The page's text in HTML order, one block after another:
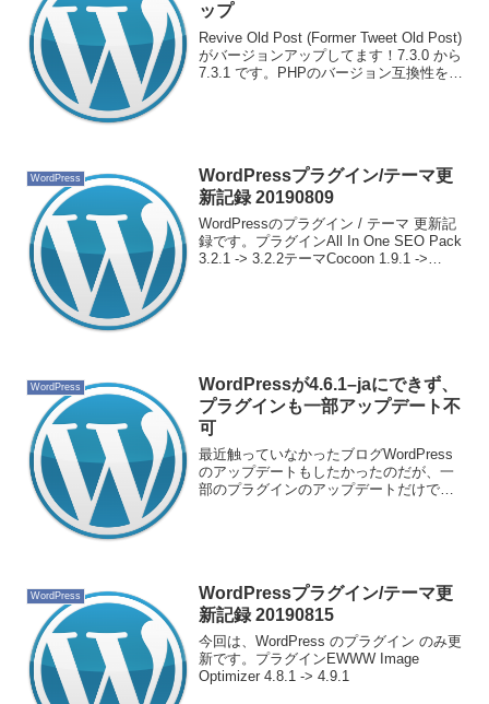
ップ
Revive Old Post (Former Tweet Old Post)
がバージョンアップしてます！7.3.0 から
7.3.1 です。PHPのバージョン互換性を修
WordPress
WordPressプラグイン/テーマ更
新記録 20190809
WordPressのプラグイン / テーマ 更新記
録です。プラグインAll In One SEO Pack
3.2.1 -> 3.2.2テーマCocoon 1.9.1 ->
WordPress
WordPressが4.6.1–jaにできず、
プラグインも一部アップデート不
可
最近触っていなかったブログWordPress
のアップデートもしたかったのだが、一
部のプラグインのアップデートだけでき
WordPress
WordPressプラグイン/テーマ更
新記録 20190815
今回は、WordPress のプラグイン のみ更
新です。プラグインEWWW Image
Optimizer 4.8.1 -> 4.9.1